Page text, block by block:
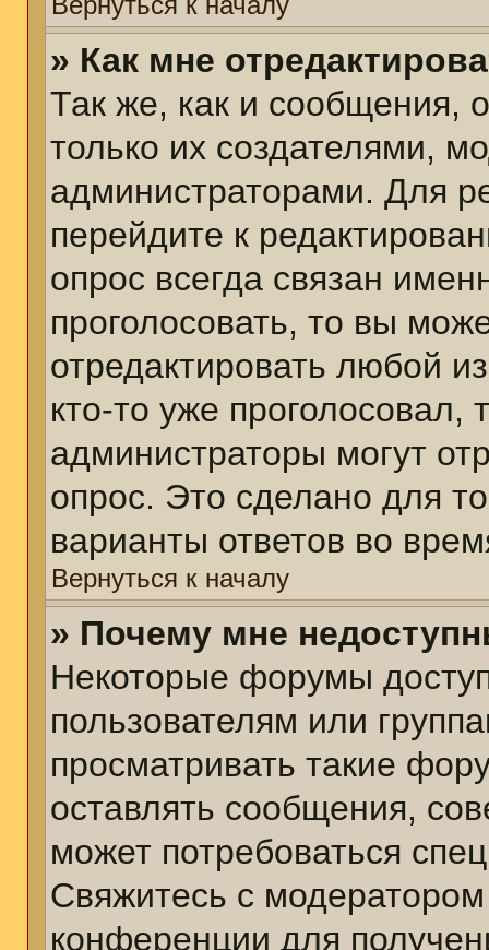
» Как мне
Так же, как и сообщения,
только их создателями,
администраторами. Для
перейдите к
опрос всегда связан
проголосовать, то вы
отредактировать любой
кто-то уже
администраторы могут
опрос. Это сделано для
варианты ответов во
Вернуться к началу
» Почему мне
Некоторые форумы
пользователям или
просматривать такие
оставлять сообщения,
может потребоваться
Свяжитесь с
конференции для